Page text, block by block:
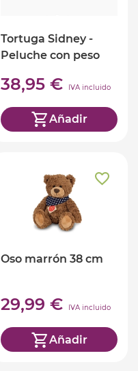
Tortuga Sidney -
Peluche con peso
38,95 € IVA incluido
Añadir
Oso marrón 38 cm
29,99 € IVA incluido
Añadir